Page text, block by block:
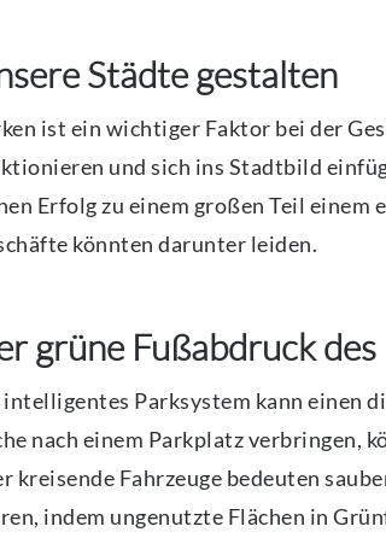
Städte gestalten
ist ein wichtiger Faktor bei der
und sich ins Stadtbild
Erfolg zu einem großen Teil
könnten darunter leiden.
grüne Fußabdruck des
intelligentes Parksystem kann einen
nach einem Parkplatz verbringen,
kreisende Fahrzeuge bedeuten
indem ungenutzte Flächen in